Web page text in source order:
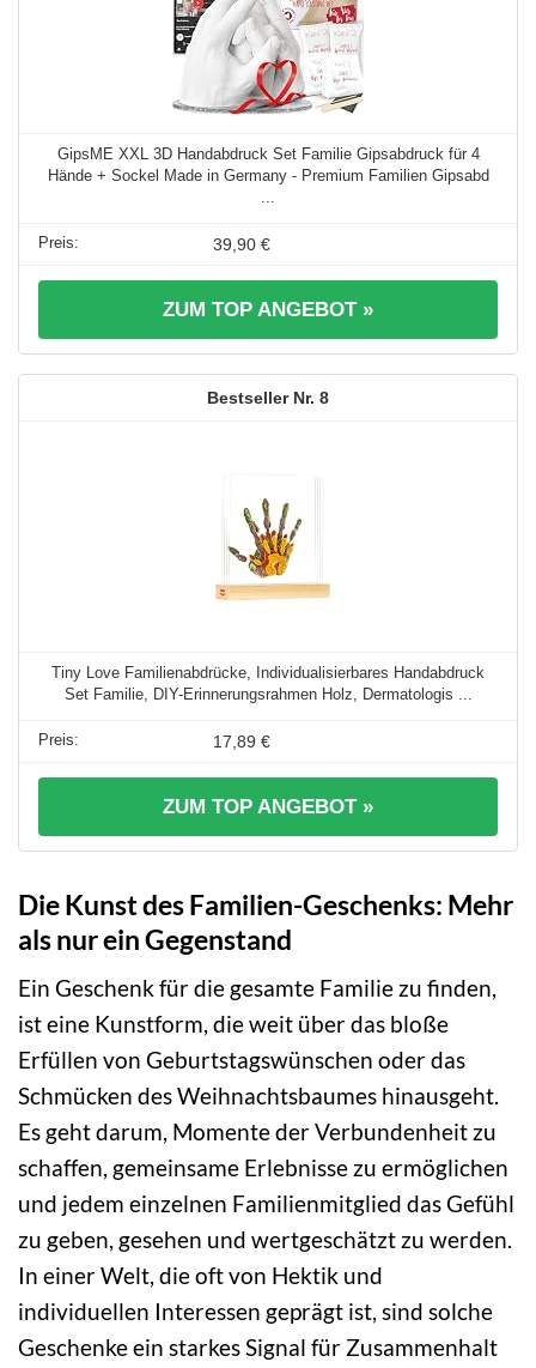
GipsME XXL 3D Handabdruck Set Familie Gipsabdruck für 4
Hände + Sockel Made in Germany - Premium Familien Gipsabd
39,90 €
ZUM TOP ANGEBOT »
8
Tiny Love Familienabdrücke, Individualisierbares Handabdruck
Set Familie, DIY-Erinnerungsrahmen Holz, Dermatologis ...
17,89 €
ZUM TOP ANGEBOT »
Die Kunst des Familien-Geschenks: Mehr
als nur ein Gegenstand
Ein Geschenk für die gesamte Familie zu finden,
ist eine Kunstform, die weit über das bloße
Erfüllen von Geburtstagswünschen oder das
Schmücken des Weihnachtsbaumes hinausgeht.
Es geht darum, Momente der Verbundenheit zu
schaffen, gemeinsame Erlebnisse zu ermöglichen
und jedem einzelnen Familienmitglied das Gefühl
zu geben, gesehen und wertgeschätzt zu werden.
In einer Welt, die oft von Hektik und
individuellen Interessen geprägt ist, sind solche
Geschenke ein starkes Signal für Zusammenhalt